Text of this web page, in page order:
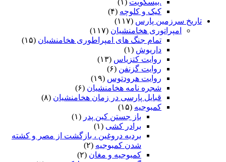
.بیسکویت (۱)
کیک و کلوچه (۴)
تاریخ سرزمین پارس (۱۱۷)
امپراتوری هخامنشیان (۱۱۷)
تمام جنگ های امپراطوری هخامنشیان (۱۵)
داریوش (۱)
روایت کتزیاس (۱۳)
روایت گزنفن (۶)
روایت هرودتوس (۱۹)
شجره نامه هخامنشیان (۶)
قبایل پارسی در زمان هخامنشیان (۸)
کمبوجیه (۱۵)
باز جستن کین پدر (۱)
برادر کشی (۱)
بردیه دروغین ، بازگشت از مصر و کشته
شدن کمبوجیه (۲)
کمبوجیه و مغان (۲)